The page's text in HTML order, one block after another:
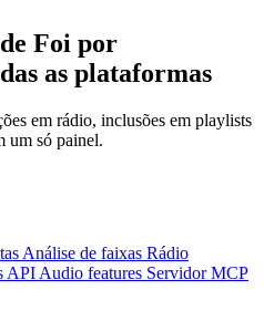
Foi por
as plataformas
em rádio, inclusões em playlists
um só painel.
Análise de faixas Rádio
API Audio features Servidor MCP